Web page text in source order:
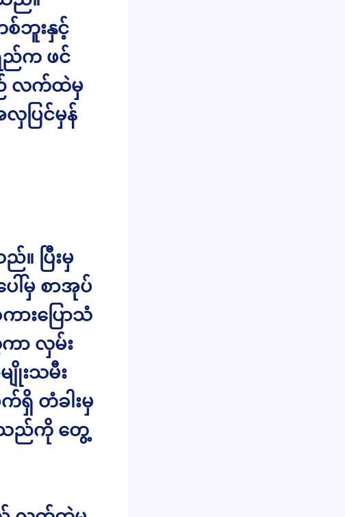
ဘူးနှင့်
ည်က ဖင်
ည် လက်ထဲမှ
ပြင်မှန်
။ ပြီးမှ
ေါ်မှ စာအုပ်
းပြောသံ
ာ လှမ်း
းသမီး
ရှိ တံခါးမှ
သည်ကို တွေ့